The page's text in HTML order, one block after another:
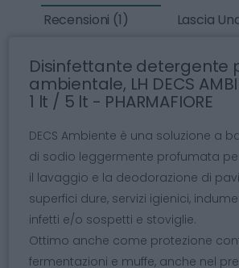
Recensioni (1)
Lascia
Disinfettante detergente
ambientale, LH DECS
1 lt / 5 lt - PHARMAFIORE
DECS Ambiente è una soluzione a
di sodio leggermente profumata
il lavaggio e la deodorazione di
superfici dure, servizi igienici,
infetti e/o sospetti e stoviglie.
Ottimo anche come protezione
fermentazioni e muffe, anche nel